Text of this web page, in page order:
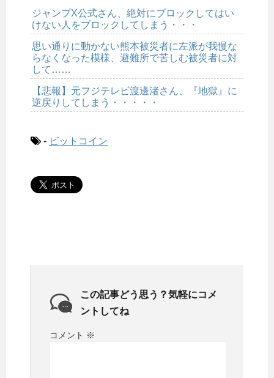
ジャンプX公式さん、絶対にブロックしてはい
けない人をブロックしてしまう・・・
思い通りに動かない熊本被災者に左派が我慢な
らなくなった模様、避難所で苦しむ被災者に対
して……
【悲報】元フジテレビ渡邊渚さん、『地獄』に
逆戻りしてしまう・・・・・
- ビットコイン
この記事どう思う？気軽にコメ
ントしてね
コメント ※